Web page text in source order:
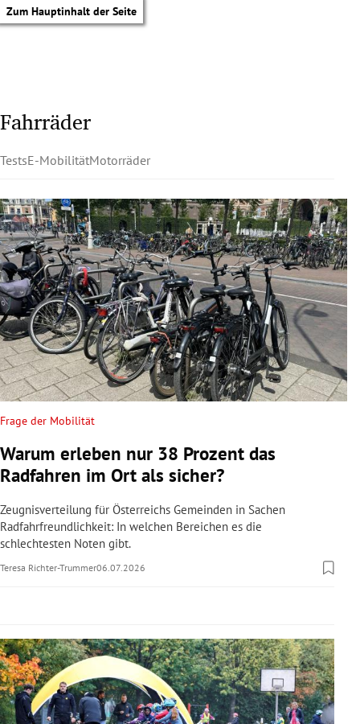
Zum Hauptinhalt der Seite
Untermenü
Untermenü
Untermenü
Untermenü
Untermenü
Untermenü
Untermenü
Untermenü
Fahrräder
TestsE-MobilitätMotorräder
Frage der Mobilität
Warum erleben nur 38 Prozent das
Radfahren im Ort als sicher?
Zeugnisverteilung für Österreichs Gemeinden in Sachen
Radfahrfreundlichkeit: In welchen Bereichen es die
schlechtesten Noten gibt.
Teresa Richter-Trummer06.07.2026